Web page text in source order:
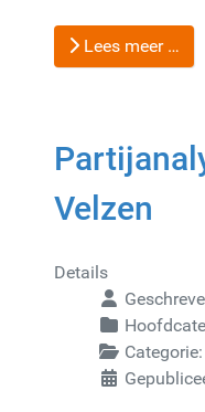
Lees meer …
Velzen
Details
Categorie: